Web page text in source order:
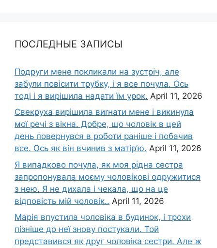
ПОСЛЕДНЫЕ ЗАПИСЫ
Подруги мене покликали на зустріч, але
забули повісити трубку, і я все почула. Ось
тоді і я вирішила надати їм урок. April 11, 2026
Свекруха вирішила виrнати мене і викинула
мої речі з вікна. Добре, що чоловік в цей
день повернувся в роботи раніше і побачив
все. Ось як він вчинив з матір’ю. April 11, 2026
Я випадково почула, як моя рідна сестра
запропонувала моєму чоловікові одружитися
з нею. Я не дихала і чекала, що на це
відповість мій чоловік.. April 11, 2026
Марія впустила чоловіка в будинок, і трохи
пізніше до неї знову постукали. Той
представився як друг чоловіка сестри. Але ж